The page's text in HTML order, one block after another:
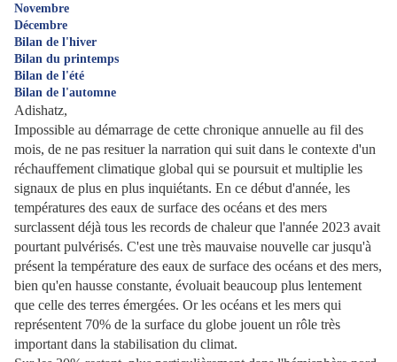
Novembre
Décembre
Bilan de l'hiver
Bilan du printemps
Bilan de l'été
Bilan de l'automne
Adishatz,
Impossible au démarrage de cette chronique annuelle au fil des
mois, de ne pas resituer la narration qui suit dans le contexte d'un
réchauffement climatique global qui se poursuit et multiplie les
signaux de plus en plus inquiétants. En ce début d'année, les
températures des eaux de surface des océans et des mers
surclassent déjà tous les records de chaleur que l'année 2023 avait
pourtant pulvérisés. C'est une très mauvaise nouvelle car jusqu'à
présent la température des eaux de surface des océans et des mers,
bien qu'en hausse constante, évoluait beaucoup plus lentement
que celle des terres émergées. Or les océans et les mers qui
représentent 70% de la surface du globe jouent un rôle très
important dans la stabilisation du climat.